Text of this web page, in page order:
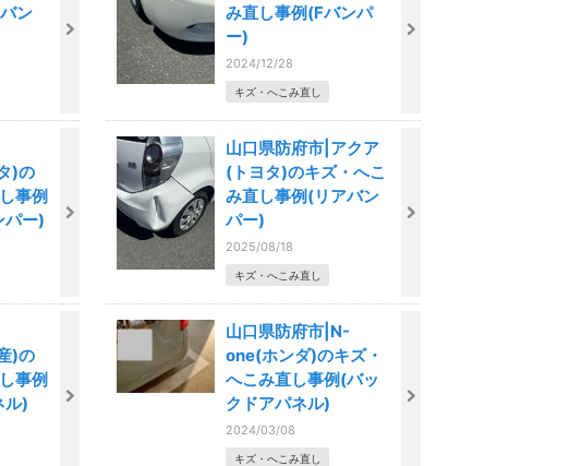
ン
み直し事例(Fバンパ
ー)
2024/12/28
キズ・へこみ直し
)の
事例
ー)
山口県防府市|アクア
(トヨタ)のキズ・へこ
み直し事例(リアバン
パー)
2025/08/18
キズ・へこみ直し
)の
事例
)
山口県防府市|N-
one(ホンダ)のキズ・
へこみ直し事例(バッ
クドアパネル)
2024/03/08
キズ・へこみ直し